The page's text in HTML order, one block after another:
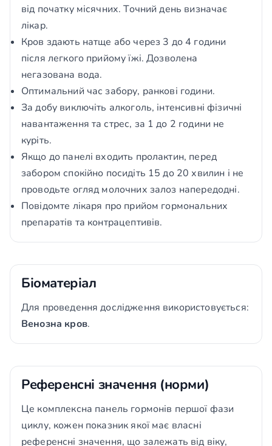
від початку місячних. Точний день визначає
лікар.
Кров здають натще або через 3 до 4 години
після легкого прийому їжі. Дозволена
негазована вода.
Оптимальний час забору, ранкові години.
За добу виключіть алкоголь, інтенсивні фізичні
навантаження та стрес, за 1 до 2 години не
куріть.
Якщо до панелі входить пролактин, перед
забором спокійно посидіть 15 до 20 хвилин і не
проводьте огляд молочних залоз напередодні.
Повідомте лікаря про прийом гормональних
препаратів та контрацептивів.
Біоматеріал
Для проведення дослідження використовується:
Венозна кров.
Референсні значення (норми)
Це комплексна панель гормонів першої фази
циклу, кожен показник якої має власні
референсні значення, що залежать від віку,